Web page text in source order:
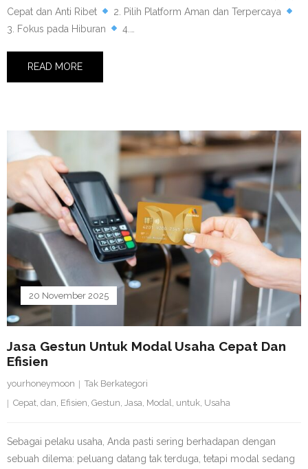
Cepat dan Anti Ribet
2. Pilih Platform Aman dan Terpercaya
3. Fokus pada Hiburan
4.…
READ MORE
Jasa Gestun Untuk Modal Usaha Cepat Dan
Efisien
20 November 2025
yourhoneymoon
Tak Berkategori
Cepat dan Efisien Gestun Jasa Modal untuk Usaha
Sebagai pelaku usaha, Anda pasti sering berhadapan dengan
sebuah dilema: peluang datang tak terduga, tetapi modal sedang